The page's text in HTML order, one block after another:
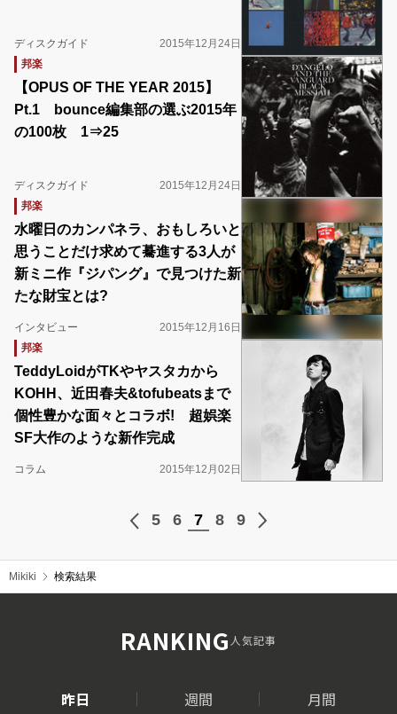
ディスクガイド
2015年12月24日
邦楽
【OPUS OF THE YEAR 2015】
Pt.1 bounce編集部の選ぶ2015年
の100枚 1⇒25
ディスクガイド
2015年12月24日
邦楽
水曜日のカンパネラ、おもしろいと
思うことだけ求めて驀進する3人が
新ミニ作『ジパング』で見つけた新
たな財宝とは?
インタビュー
2015年12月16日
邦楽
TeddyLoidがTKやヤスタカから
KOHH、近田春夫&tofubeatsまで
個性豊かな面々とコラボ! 超娯楽
SF大作のような新作完成
コラム 2015年12月02日
5 6 7 8 9
Mikiki 検索結果
RANKING人気記事
昨日 週間 月間